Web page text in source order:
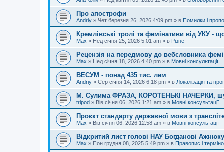
Про апострофи
Andriy » Чет березня 26, 2026 4:09 pm » в Помилки і
Кремлівські тролі та фемінативи від УКУ -
Max » Нед січня 25, 2026 5:01 am » в Різне
Рецензія на передмову до вебсловника
Max » Нед січня 18, 2026 4:40 pm » в Мовні консультації
ВЕСУМ - понад 435 тис. лем
Andriy » Сер січня 14, 2026 6:18 pm » в Локалізація та
М. Сулима ФРАЗА, КОРОТЕНЬКІ НАЧЕРКИ,
tripod » Вів січня 06, 2026 1:21 am » в Мовні консультації
Проєкт стандарту державної мови з
Max » Вів січня 06, 2026 12:58 am » в Мовні консультації
Відкритий лист голові НАУ Богданові
Max » Пон грудня 08, 2025 5:49 pm » в Правопис і